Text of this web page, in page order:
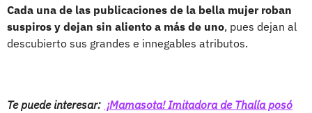
Cada una de las publicaciones de la bella mujer roban
suspiros y dejan sin aliento a más de uno, pues dejan al
descubierto sus grandes e innegables atributos.
Te puede interesar: ¡Mamasota! Imitadora de Thalía posó